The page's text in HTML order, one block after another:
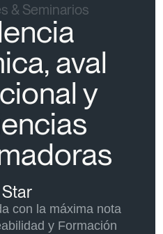
& Seminarios
aval
y
con la máxima nota
y Formación